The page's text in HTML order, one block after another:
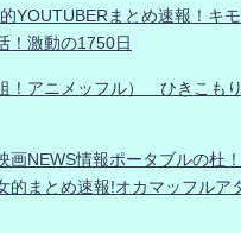
YOUTUBERまとめ速報！キ
！激動の1750日
！アニメッフル） ひきこも
画NEWS情報ポータブルの杜
的まとめ速報!オカマッフルア